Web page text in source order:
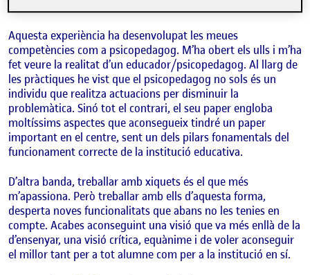
Aquesta experiència ha desenvolupat les meues
competències com a psicopedagog. M’ha obert els ulls i m’ha
fet veure la realitat d’un educador/psicopedagog. Al llarg de
les pràctiques he vist que el psicopedagog no sols és un
individu que realitza actuacions per disminuir la
problemàtica. Sinó tot el contrari, el seu paper engloba
moltíssims aspectes que aconsegueix tindré un paper
important en el centre, sent un dels pilars fonamentals del
funcionament correcte de la institució educativa.
D’altra banda, treballar amb xiquets és el que més
m’apassiona. Però treballar amb ells d’aquesta forma,
desperta noves funcionalitats que abans no les tenies en
compte. Acabes aconseguint una visió que va més enllà de la
d’ensenyar, una visió crítica, equànime i de voler aconseguir
el millor tant per a tot alumne com per a la institució en sí.